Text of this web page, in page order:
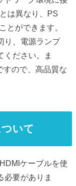
は異なり、PS
とができます。
り、電源ランプ
ください。ま
すので、高品質な
いて
ケーブルを使
必要がありま